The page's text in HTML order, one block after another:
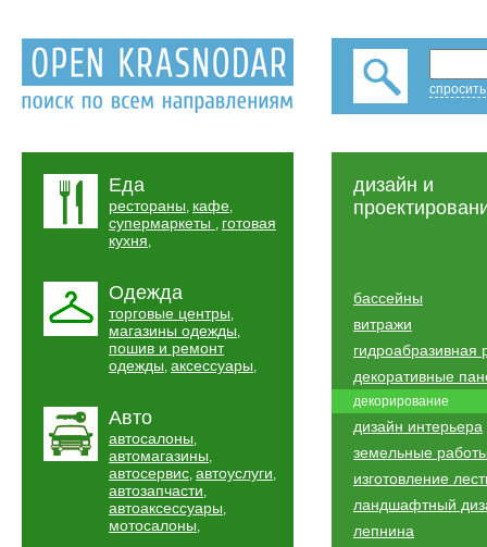
Еда
рестораны, кафе,
супермаркеты , готовая
кухня,
Одежда
торговые центры,
магазины одежды,
пошив и ремонт
одежды, аксессуары,
Авто
автосалоны,
автомагазины,
автосервис, автоуслуги,
автозапчасти,
автоаксессуары,
мотосалоны,
дизайн и
бассейны
витражи
гидроабразивная
декоративные
декорирование
дизайн интерьера
земельные
изготовление
ландшафтный
лепнина